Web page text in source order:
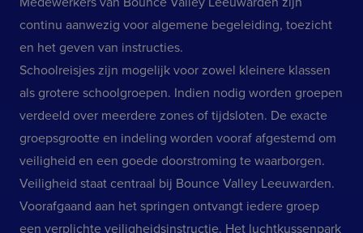
continu aanwezig voor algemene begeleiding, toezicht
en het geven van instructies.
Schoolreisjes zijn mogelijk voor zowel kleinere klassen
als grotere schoolgroepen. Indien nodig worden groepen
verdeeld over meerdere zones of tijdsloten. De exacte
groepsgrootte en indeling worden vooraf afgestemd om
veiligheid en een goede doorstroming te waarborgen.
Veiligheid staat centraal bij Bounce Valley Leeuwarden.
Voorafgaand aan het springen ontvangt iedere groep
een verplichte veiligheidsinstructie. Het luchtkussenpark